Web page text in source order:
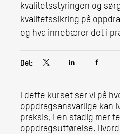
kvalitetsstyringen og
kvalitetssikring på
og hva innebærer det i
Del:
I dette kurset ser vi på
oppdragsansvarlige kan
praksis, i en stadig mer
oppdragsutførelse.